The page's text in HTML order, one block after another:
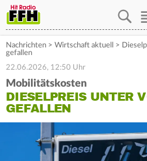
Nachrichten > Wirtschaft aktuell >
gefallen
22.06.2026, 12:50 Uhr
Mobilitätskosten
DIESELPREIS UNTER
GEFALLEN